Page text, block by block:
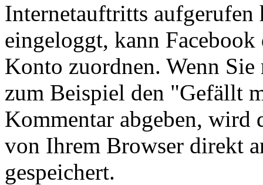
Internetauftritts aufgerufen
eingeloggt, kann
Konto zuordnen. Wenn
zum Beispiel den "Gefällt
Kommentar abgeben, wird
von Ihrem Browser direkt
gespeichert.